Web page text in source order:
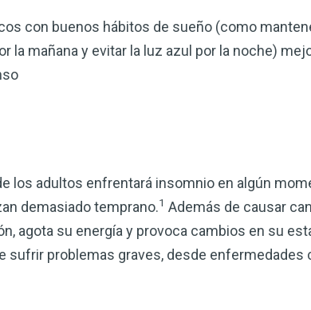
con buenos hábitos de sueño (como
la mañana y evitar la luz azul por la noche)
los adultos enfrentará insomnio en algún
demasiado temprano.1 Además de causar
agota su energía y provoca cambios en su
sufrir problemas graves, desde enfermedades